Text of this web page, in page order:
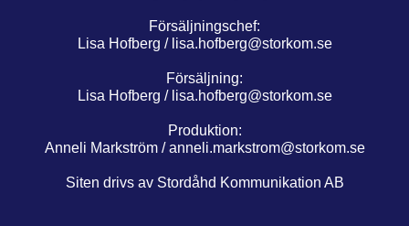
Försäljningschef:
Lisa Hofberg / lisa.hofberg@storkom.se
Försäljning:
Lisa Hofberg / lisa.hofberg@storkom.se
Produktion:
Anneli Markström /anneli.markstrom@storkom.se
Siten drivs av Stordåhd Kommunikation AB